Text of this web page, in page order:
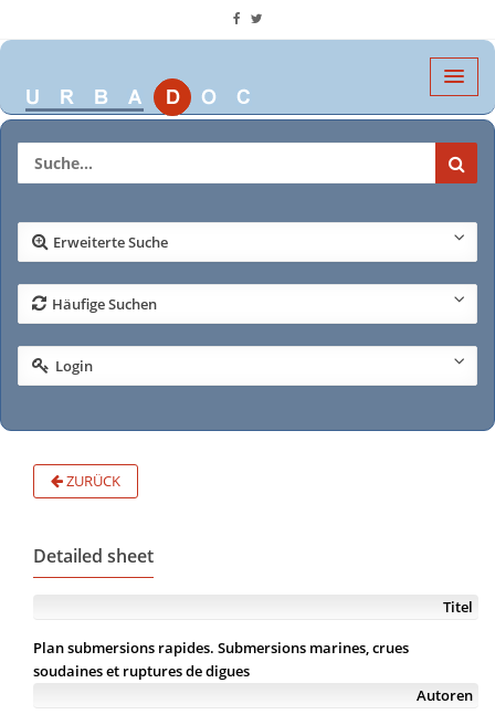
Erweiterte Suche
Häufige Suchen
Login
ZURÜCK
Detailed sheet
Titel
Plan submersions rapides. Submersions marines, crues
soudaines et ruptures de digues
Autoren